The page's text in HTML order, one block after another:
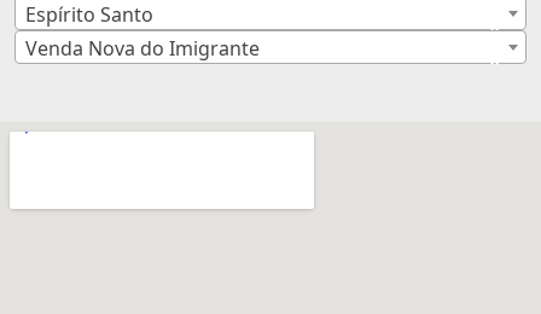
×
Espírito Santo
×
Venda Nova do Imigrante